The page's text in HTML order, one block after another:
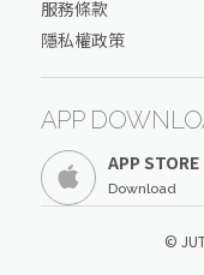
服務條款
隱私權政策
APP
APP STORE
Download
©